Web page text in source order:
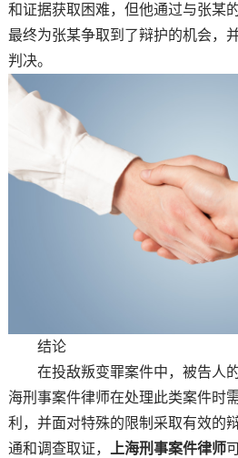
和证据获取困难，但他通过与张某
最终为张某争取到了辩护的机会，
判决。
结论
在投敌叛变罪案件中，被告人的
海刑事案件律师在处理此类案件时
利，并面对特殊的限制采取有效的
通和调查取证，
上海刑事案件律师